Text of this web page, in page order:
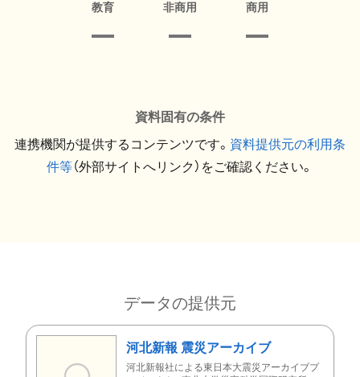
教育 非商用 商用
資料固有の条件
連携機関が提供するコンテンツです。 資料提供元の利用条
件等（外部サイトへリンク）をご確認ください。
データの提供元
河北新報 震災アーカイブ
河北新報社による東日本大震災アーカイブプ